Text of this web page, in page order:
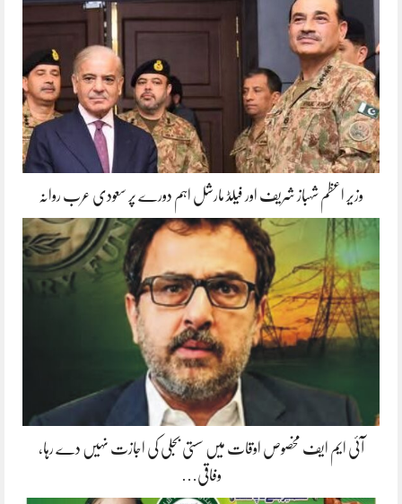
وزیر اعظم شہباز شریف اور فیلڈ مارشل اہم دورے پر سعودی عرب روانہ
آئی ایم ایف مخصوص اوقات میں سستی بجلی کی اجازت نہیں دے رہا،
وفاقی…